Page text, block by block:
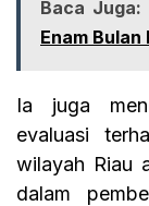
Baca Juga:
Enam Bulan
Ia juga
evaluasi
wilayah Riau
dalam